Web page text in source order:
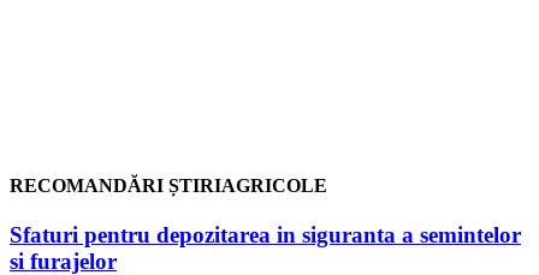
RECOMANDĂRI ȘTIRIAGRICOLE
Sfaturi pentru depozitarea in siguranta a semintelor
si furajelor